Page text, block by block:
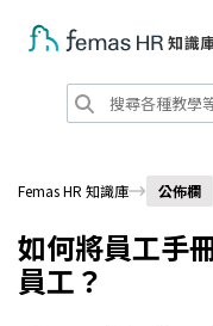
Femas HR 知識庫 公佈欄
如何將員工手
員工？